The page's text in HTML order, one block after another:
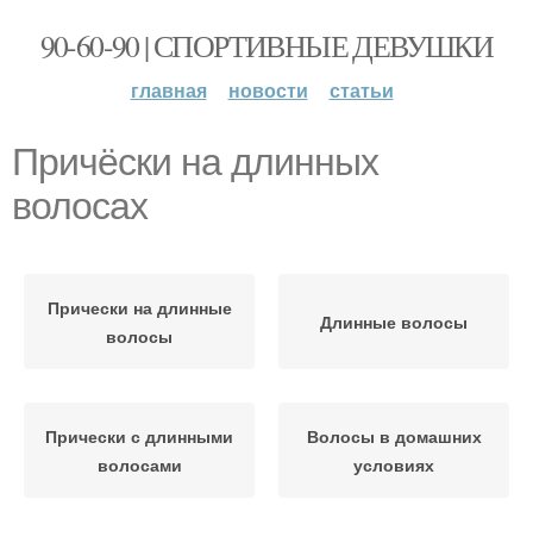
90-60-90 | СПОРТИВНЫЕ ДЕВУШКИ
главная новости статьи
Причёски на длинных
волосах
Прически на длинные
волосы
Длинные волосы
Прически с длинными
волосами
Волосы в домашних
условиях